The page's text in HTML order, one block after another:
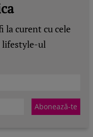
la curent cu cele
ul